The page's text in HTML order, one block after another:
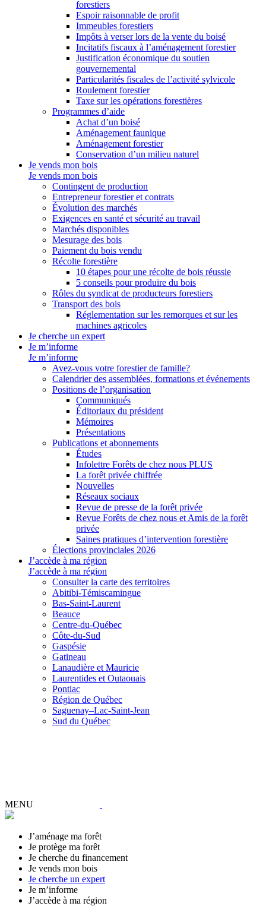
forestiers
Espoir raisonnable de profit
Immeubles forestiers
Impôts à verser lors de la vente du boisé
Incitatifs fiscaux à l’aménagement forestier
Justification économique du soutien
gouvernemental
Particularités fiscales de l’activité sylvicole
Roulement forestier
Taxe sur les opérations forestières
Programmes d’aide
Achat d’un boisé
Aménagement faunique
Aménagement forestier
Conservation d’un milieu naturel
Je vends mon bois
Je vends mon bois
Contingent de production
Entrepreneur forestier et contrats
Évolution des marchés
Exigences en santé et sécurité au travail
Marchés disponibles
Mesurage des bois
Paiement du bois vendu
Récolte forestière
10 étapes pour une récolte de bois réussie
5 conseils pour produire du bois
Rôles du syndicat de producteurs forestiers
Transport des bois
Réglementation sur les remorques et sur les
machines agricoles
Je cherche un expert
Je m’informe
Je m’informe
Avez-vous votre forestier de famille?
Calendrier des assemblées, formations et événements
Positions de l’organisation
Communiqués
Éditoriaux du président
Mémoires
Présentations
Publications et abonnements
Études
Infolettre Forêts de chez nous PLUS
La forêt privée chiffrée
Nouvelles
Réseaux sociaux
Revue de presse de la forêt privée
Revue Forêts de chez nous et Amis de la forêt
privée
Saines pratiques d’intervention forestière
Élections provinciales 2026
J’accède à ma région
J’accède à ma région
Consulter la carte des territoires
Abitibi-Témiscamingue
Bas-Saint-Laurent
Beauce
Centre-du-Québec
Côte-du-Sud
Gaspésie
Gatineau
Lanaudière et Mauricie
Laurentides et Outaouais
Pontiac
Région de Québec
Saguenay–Lac-Saint-Jean
Sud du Québec
MENU
J’aménage ma forêt
Je protège ma forêt
Je cherche du financement
Je vends mon bois
Je cherche un expert
Je m’informe
J’accède à ma région